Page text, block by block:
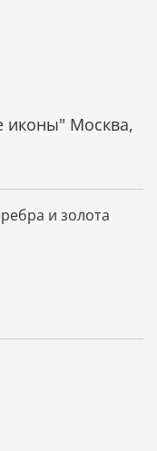
и золота
Москва,